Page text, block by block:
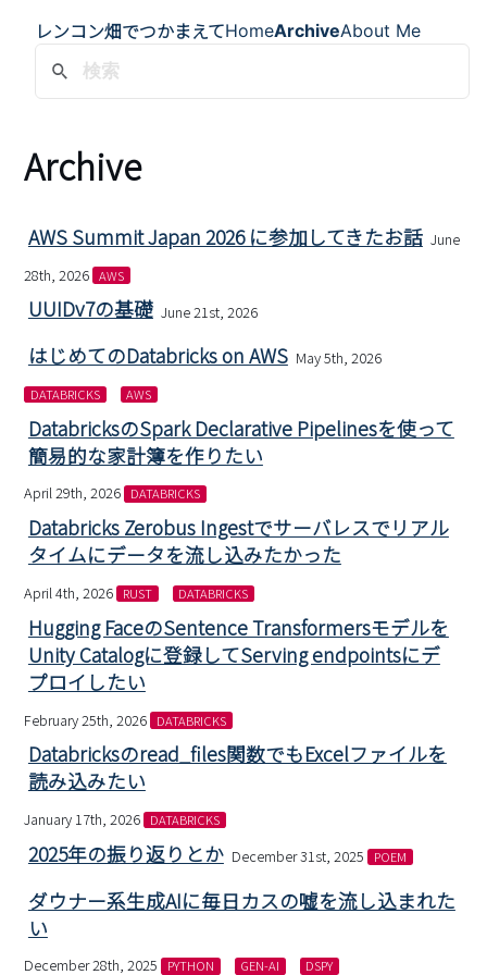
レンコン畑でつかまえてHomeArchiveAbout Me
Archive
AWS Summit Japan 2026 に参加してきたお話 June
28th, 2026 AWS
UUIDv7の基礎 June 21st, 2026
はじめてのDatabricks on AWS May 5th, 2026
DATABRICKS AWS
DatabricksのSpark Declarative Pipelinesを使って
簡易的な家計簿を作りたい
April 29th, 2026 DATABRICKS
Databricks Zerobus Ingestでサーバレスでリアル
タイムにデータを流し込みたかった
April 4th, 2026 RUST DATABRICKS
Hugging FaceのSentence Transformersモデルを
Unity Catalogに登録してServing endpointsにデ
プロイしたい
February 25th, 2026 DATABRICKS
Databricksのread_files関数でもExcelファイルを
読み込みたい
January 17th, 2026 DATABRICKS
2025年の振り返りとか December 31st, 2025 POEM
ダウナー系生成AIに毎日カスの嘘を流し込まれた
い
December 28th, 2025 PYTHON GEN-AI DSPY